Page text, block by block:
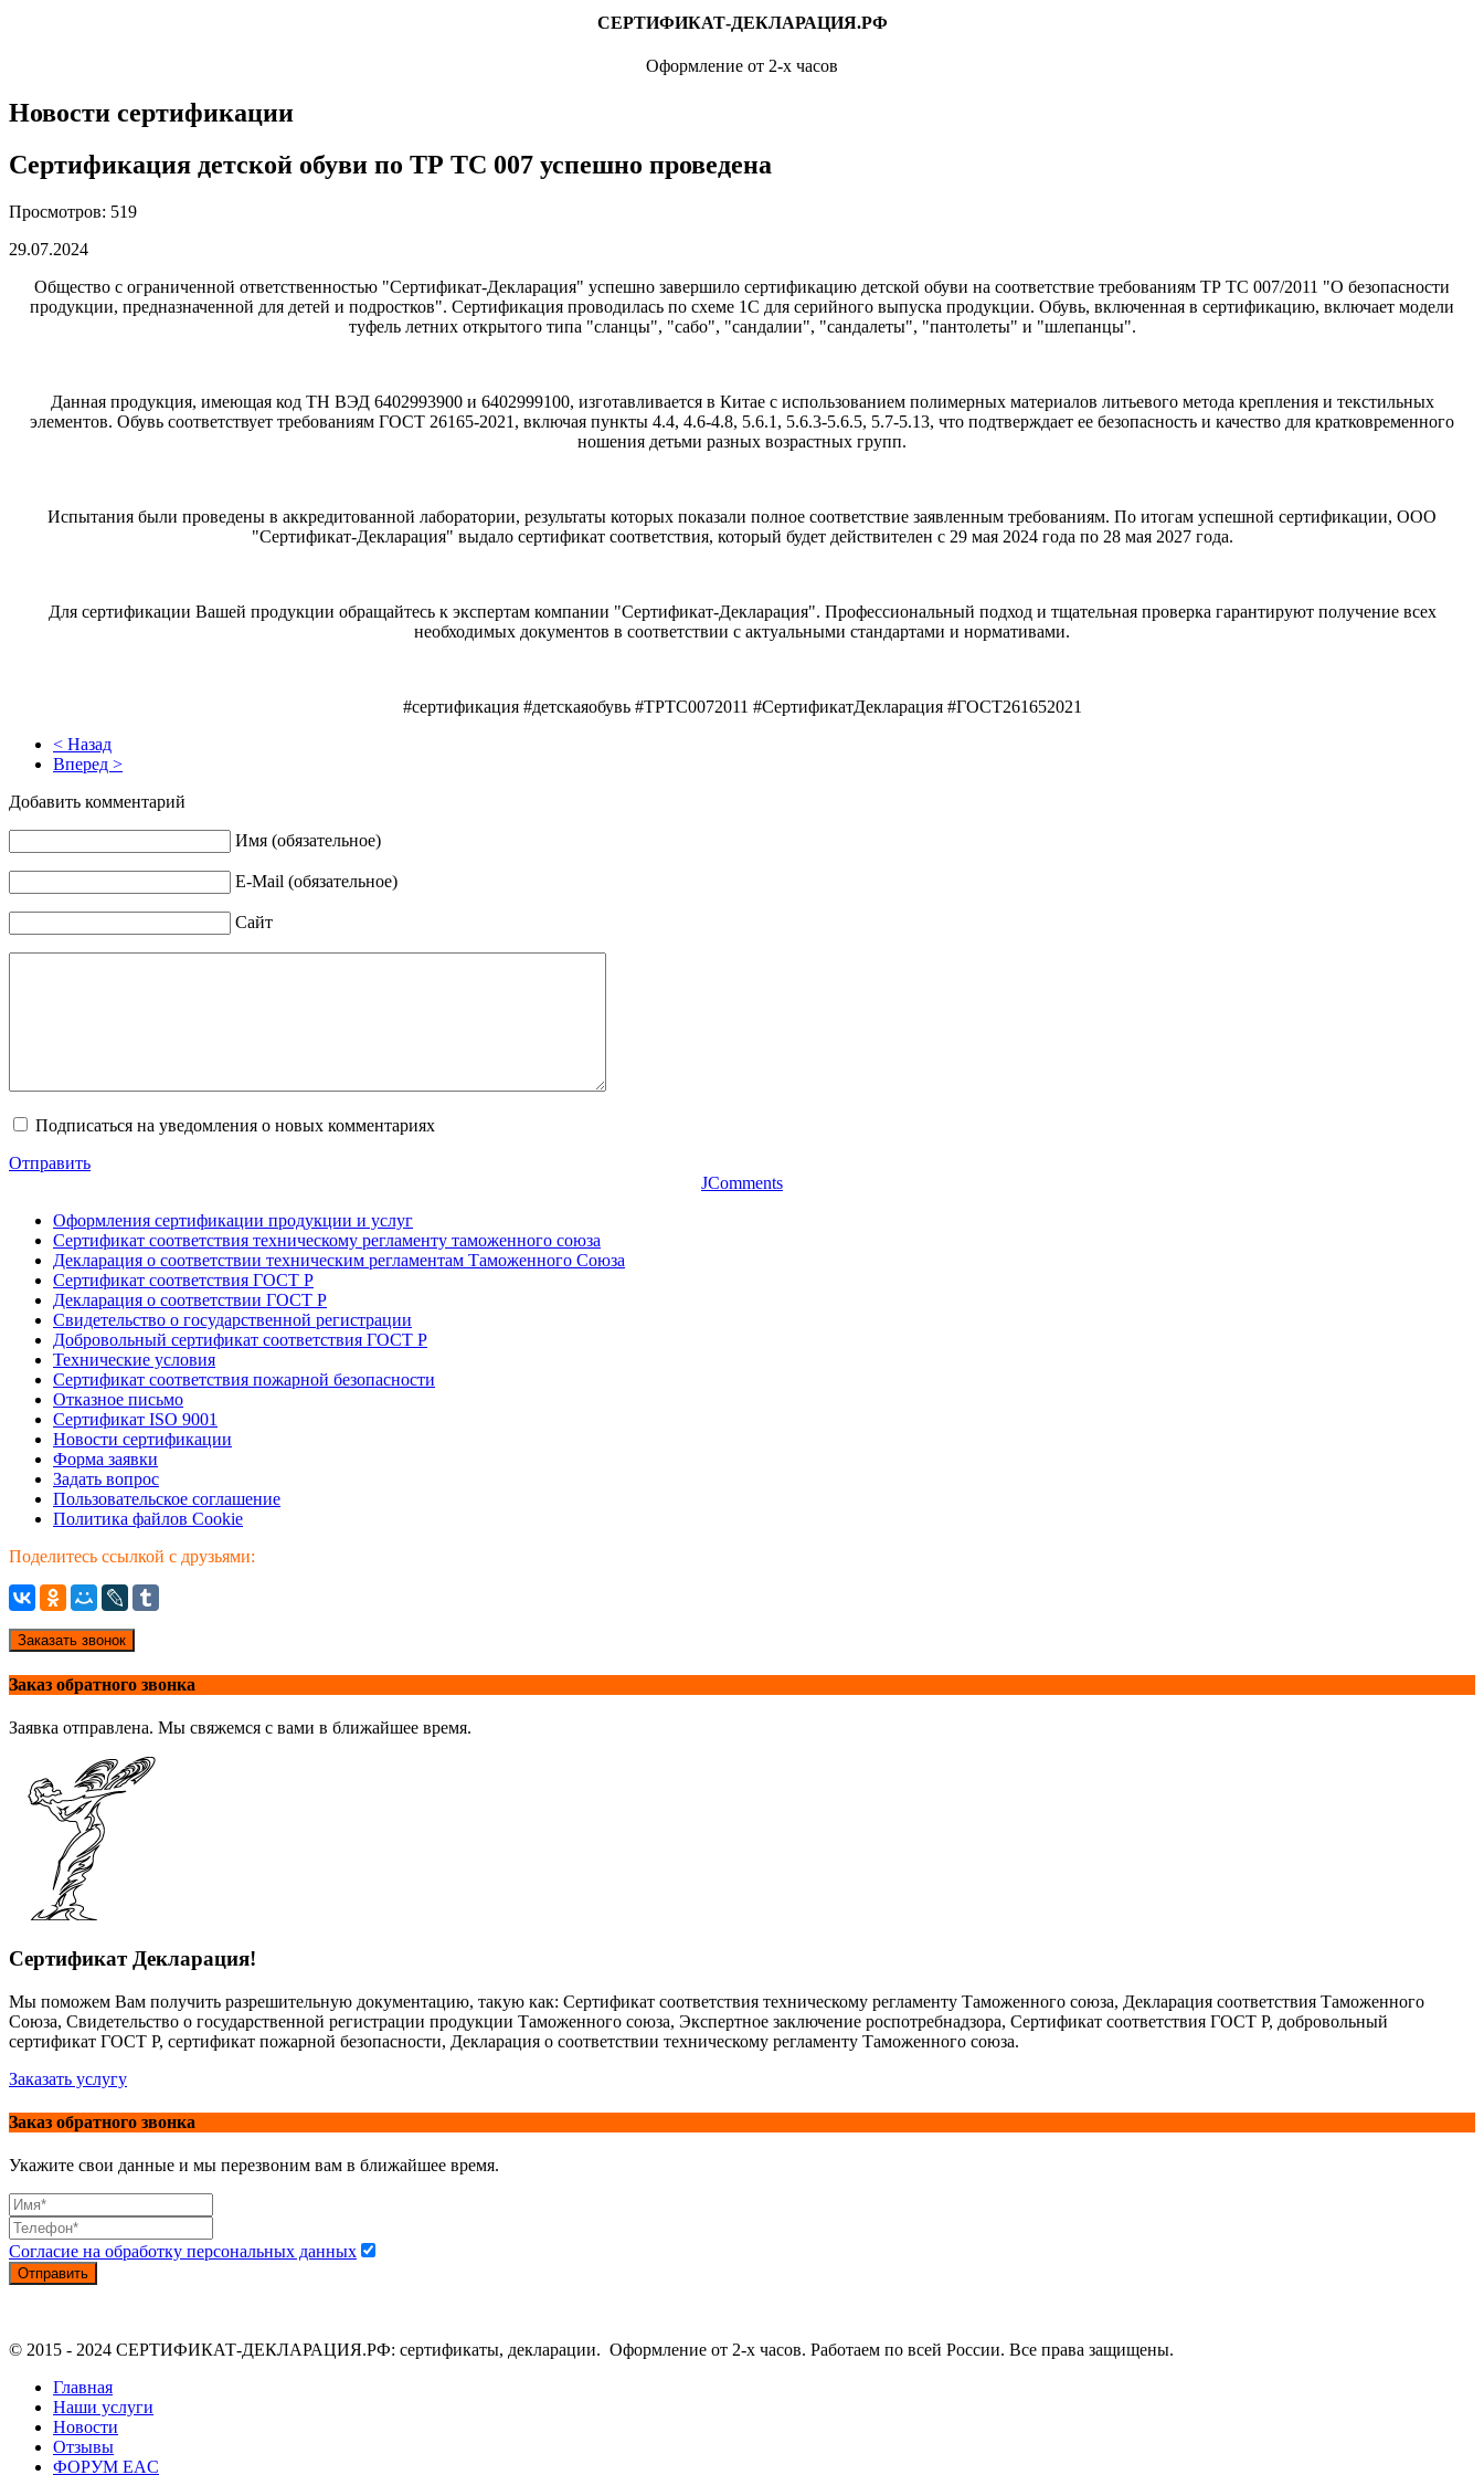
СЕРТИФИКАТ-ДЕКЛАРАЦИЯ.РФ
Оформление от 2-х часов
Новости сертификации
Сертификация детской обуви по ТР ТС 007 успешно проведена
Просмотров: 519
29.07.2024
Общество с ограниченной ответственностью "Сертификат-Декларация" успешно завершило сертификацию детской обуви на соответствие требованиям ТР ТС 007/2011 "О безопасности
продукции, предназначенной для детей и подростков". Сертификация проводилась по схеме 1С для серийного выпуска продукции. Обувь, включенная в сертификацию, включает модели
туфель летних открытого типа "сланцы", "сабо", "сандалии", "сандалеты", "пантолеты" и "шлепанцы".
Данная продукция, имеющая код ТН ВЭД 6402993900 и 6402999100, изготавливается в Китае с использованием полимерных материалов литьевого метода крепления и текстильных
элементов. Обувь соответствует требованиям ГОСТ 26165-2021, включая пункты 4.4, 4.6-4.8, 5.6.1, 5.6.3-5.6.5, 5.7-5.13, что подтверждает ее безопасность и качество для кратковременного
ношения детьми разных возрастных групп.
Испытания были проведены в аккредитованной лаборатории, результаты которых показали полное соответствие заявленным требованиям. По итогам успешной сертификации, ООО
"Сертификат-Декларация" выдало сертификат соответствия, который будет действителен с 29 мая 2024 года по 28 мая 2027 года.
Для сертификации Вашей продукции обращайтесь к экспертам компании "Сертификат-Декларация". Профессиональный подход и тщательная проверка гарантируют получение всех
необходимых документов в соответствии с актуальными стандартами и нормативами.
#сертификация #детскаяобувь #ТРТС0072011 #СертификатДекларация #ГОСТ261652021
< Назад
Вперед >
Добавить комментарий
Имя (обязательное)
E-Mail (обязательное)
Сайт
Подписаться на уведомления о новых комментариях
Отправить
JComments
Оформления сертификации продукции и услуг
Сертификат соответствия техническому регламенту таможенного союза
Декларация о соответствии техническим регламентам Таможенного Союза
Сертификат соответствия ГОСТ Р
Декларация о соответствии ГОСТ Р
Свидетельство о государственной регистрации
Добровольный сертификат соответствия ГОСТ Р
Технические условия
Сертификат соответствия пожарной безопасности
Отказное письмо
Сертификат ISO 9001
Новости сертификации
Форма заявки
Задать вопрос
Пользовательское соглашение
Политика файлов Cookie
Поделитесь ссылкой с друзьями:
Заказать звонок
Заказ обратного звонка
Заявка отправлена. Мы свяжемся с вами в ближайшее время.
Сертификат Декларация!
Мы поможем Вам получить разрешительную документацию, такую как: Сертификат соответствия техническому регламенту Таможенного союза, Декларация соответствия Таможенного
Союза, Свидетельство о государственной регистрации продукции Таможенного союза, Экспертное заключение роспотребнадзора, Сертификат соответствия ГОСТ Р, добровольный
сертификат ГОСТ Р, сертификат пожарной безопасности, Декларация о соответствии техническому регламенту Таможенного союза.
Заказать услугу
Заказ обратного звонка
Укажите свои данные и мы перезвоним вам в ближайшее время.
Согласие на обработку персональных данных
Отправить
© 2015 - 2024 СЕРТИФИКАТ-ДЕКЛАРАЦИЯ.РФ: сертификаты, декларации. Оформление от 2-х часов. Работаем по всей России. Все права защищены.
Главная
Наши услуги
Новости
Отзывы
ФОРУМ EAC